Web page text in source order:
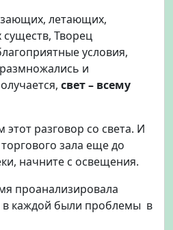
летающих,
Творец
условия,
и
свет – всему
разговор со света. И
зала еще до
начните с освещения.
проанализировала
в каждой были проблемы в